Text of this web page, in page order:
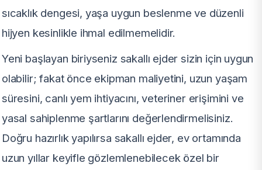
sıcaklık dengesi, yaşa uygun beslenme ve düzenli
hijyen kesinlikle ihmal edilmemelidir.
Yeni başlayan biriyseniz sakallı ejder sizin için uygun
olabilir; fakat önce ekipman maliyetini, uzun yaşam
süresini, canlı yem ihtiyacını, veteriner erişimini ve
yasal sahiplenme şartlarını değerlendirmelisiniz.
Doğru hazırlık yapılırsa sakallı ejder, ev ortamında
uzun yıllar keyifle gözlemlenebilecek özel bir